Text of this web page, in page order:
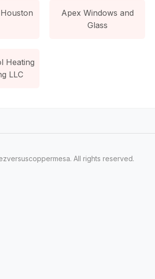
Apex Windows and
Glass
Heating
LLC
All rights reserved.